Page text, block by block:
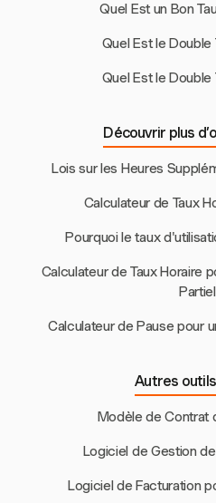
Quel Est un Bon
Quel Est le
Quel Est le
Découvrir plus
Lois sur les Heures
Calculateur de Taux
Pourquoi le taux
Calculateur de Taux Horaire
Partiel
Calculateur de Pause pour
Autres
Modèle de Contrat
Logiciel de Gestion
Logiciel de Facturation